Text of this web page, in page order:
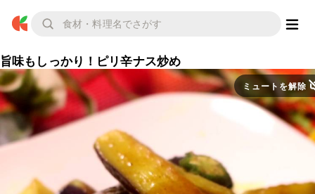
旨味もしっかり！ピリ辛ナス炒め
ミュートを解除